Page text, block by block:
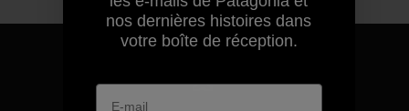
nos dernières histoires dans
votre boîte de réception.